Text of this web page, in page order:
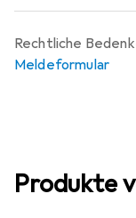
Rechtliche
Meldeformular
Produkte